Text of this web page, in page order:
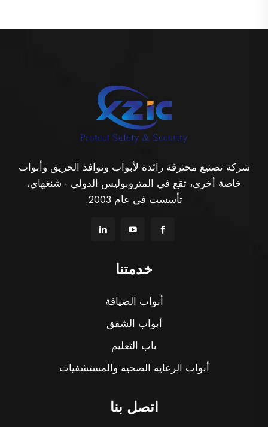
شركة تصنيع محترفة رائدة لأبواب ونوافذ الحريق وأبواب
خاصة أخرى، تقع في المتروبوليس الدولي - شنغهاي،
تأسست في عام 2003.
خدمتنا
أبواب الضيافة
أبواب الشقق
باب التعليم
أبواب الرعاية الصحية والمستشفيات
اتصل بنا